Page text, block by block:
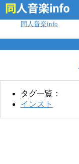
同人音楽info
タグ一覧：
インスト